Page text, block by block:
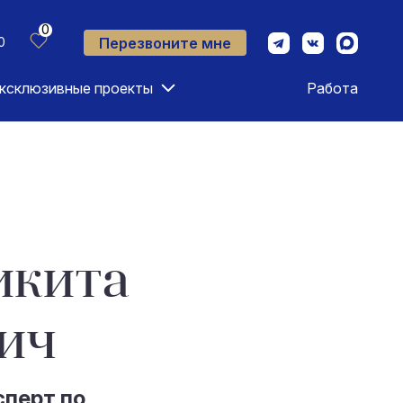
0
Перезвоните мне
проекты Работа